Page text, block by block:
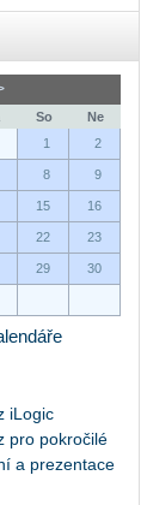
So
Ne
1
2
8 9
15 16
22 23
29 30
iLogic
pro pokročilé
a prezentace